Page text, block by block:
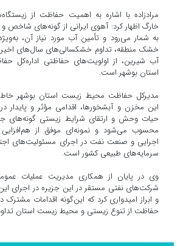
مرادزاده با اشاره به اهمیت حفاظت از
خارگ اظهار کرد: آهوی ایرانی از گونه‌های شاخص و
به شمار می‌رود و تأمین آب مورد نیاز آن،
خشک منطقه، تداوم خشکسالی‌های سال‌های
آب شیرین، از اولویت‌های حفاظتی اداره‌کل
استان بوشهر است.
مدیرکل حفاظت محیط زیست استان بوشهر
این مخزن و آبشخورها، اقدامی مؤثر و پایدار
حیات وحش و ارتقای شرایط زیستی گونه‌های
محسوب می‌شود و نمونه‌ای موفق از
اجرایی و صنعت نفت در اجرای مسئولیت‌های
سرمایه‌های طبیعی کشور است.
وی در پایان از همکاری مدیریت عملیات
شرکت‌های نفتی مستقر در این جزیره در اجرای این
و ابراز امیدواری کرد که این‌گونه اقدامات مشترک
حفاظت از تنوع زیستی و محیط زیست استان